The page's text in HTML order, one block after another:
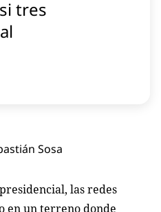
tres
Sosa
las redes
en un terreno donde